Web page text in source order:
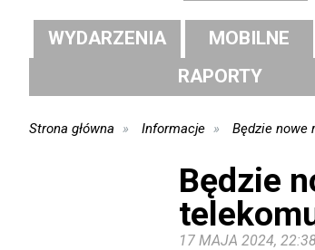
WYDARZENIA MOBILNE
RAPORTY
Strona główna Informacje Będzie nowe
Będzie
17 MAJA 2024,